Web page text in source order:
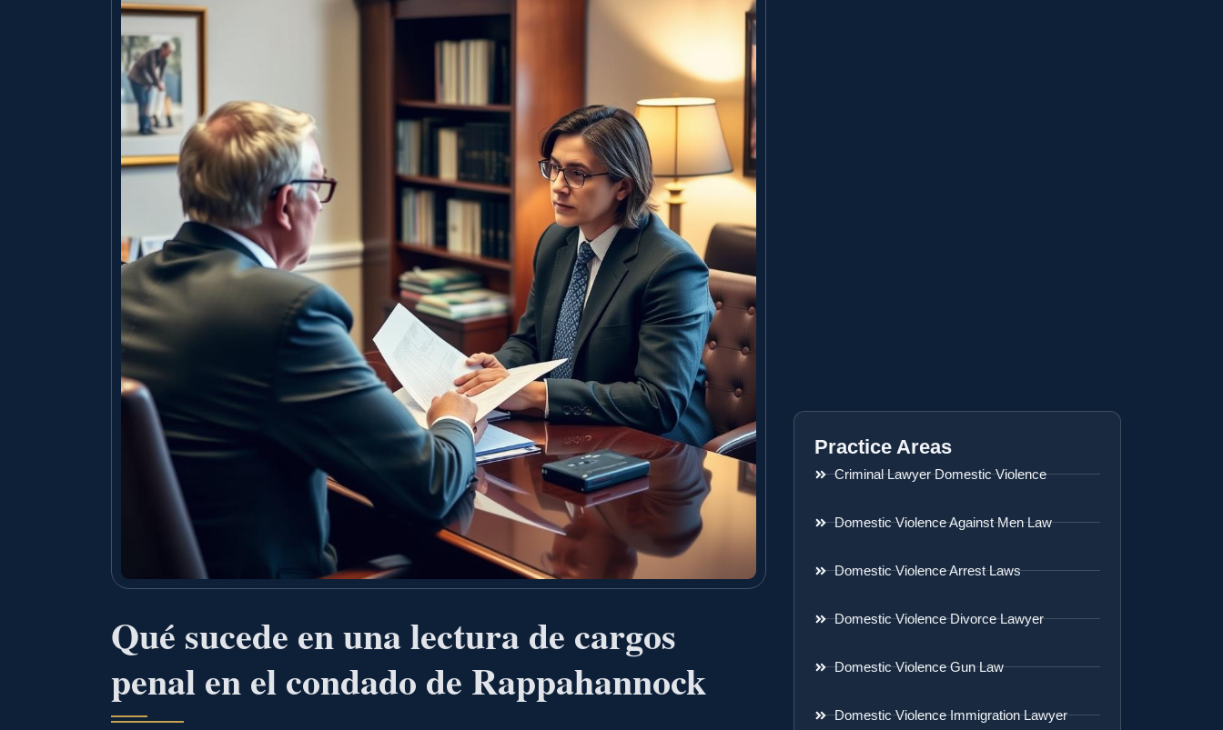
Qué sucede en una lectura de cargos
penal en el condado de Rappahannock
Practice Areas
Criminal Lawyer Domestic Violence
Domestic Violence Against Men Law
Domestic Violence Arrest Laws
Domestic Violence Divorce Lawyer
Domestic Violence Gun Law
Domestic Violence Immigration Lawyer